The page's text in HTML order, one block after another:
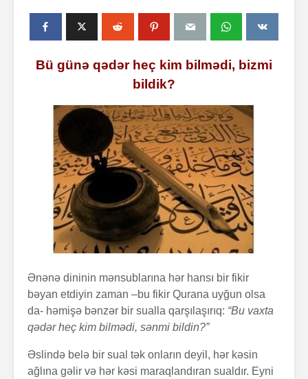
Bü günə qədər heç kim bilmədi, bizmi
bildik?
Ənənə dininin mənsublarına hər hansı bir fikir
bəyan etdiyin zaman –bu fikir Qurana uyğun olsa
da- həmişə bənzər bir sualla qarşılaşırıq: “Bu vaxta
qədər heç kim bilmədi, sənmi bildin?”
Əslində belə bir sual tək onların deyil, hər kəsin
ağlına gəlir və hər kəsi maraqlandıran sualdır. Eyni